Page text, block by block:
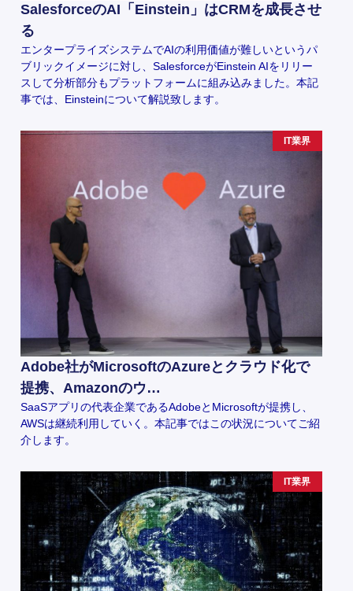
SalesforceのAI「Einstein」はCRMを成長させ
る
エンタープライズシステムでAIの利用価値が難しいというパ
ブリックイメージに対し、SalesforceがEinstein AIをリリー
スして分析部分もプラットフォームに組み込みました。本記
事では、Einsteinについて解説致します。
IT業界
Adobe社がMicrosoftのAzureとクラウド化で
提携、Amazonのウ…
SaaSアプリの代表企業であるAdobeとMicrosoftが提携し、
AWSは継続利用していく。本記事ではこの状況についてご紹
介します。
IT業界